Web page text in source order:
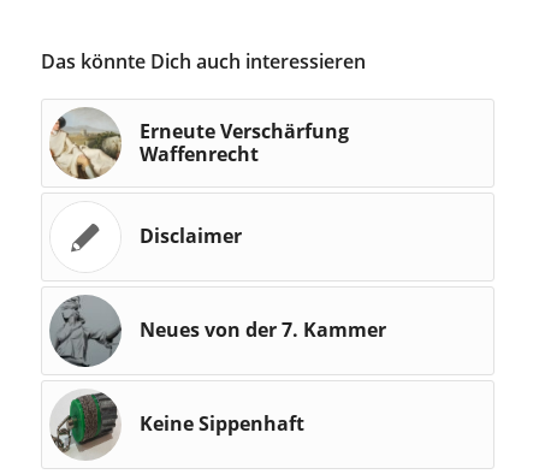
Das könnte Dich auch interessieren
Erneute Verschärfung
Waffenrecht
Disclaimer
Neues von der 7. Kammer
Keine Sippenhaft